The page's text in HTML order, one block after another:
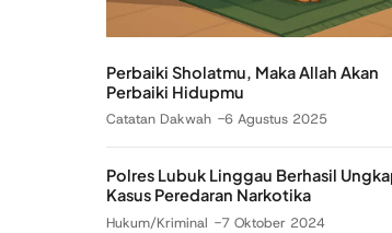
Perbaiki Sholatmu, Maka Allah Akan
Perbaiki Hidupmu
Catatan Dakwah 6 Agustus 2025
Polres Lubuk Linggau Berhasil
Kasus Peredaran Narkotika
Hukum/Kriminal 7 Oktober 2024